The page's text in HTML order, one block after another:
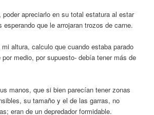
poder apreciarlo en su total estatura al estar
esperando que le arrojaran trozos de carne.
altura, calculo que cuando estaba parado
medio, por supuesto- debía tener más de
manos, que si bien parecían tener zonas
su tamaño y el de las garras, no
eran de un depredador formidable.